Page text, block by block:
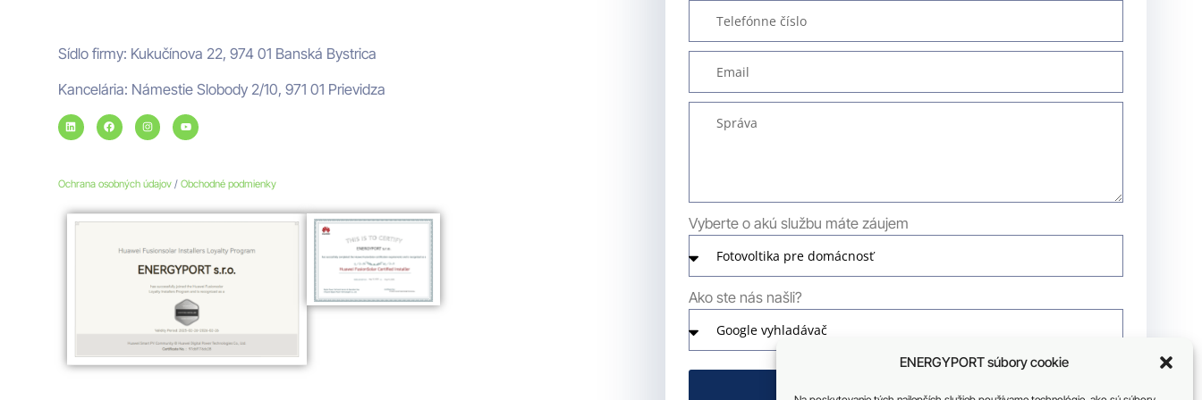
ENERGYPORT súbory cookie
Sídlo firmy: Kukučínova 22, 974 01 Banská Bystrica
Kancelária: Námestie Slobody 2/10, 971 01 Prievidza
Ochrana osobných údajov / Obchodné podmienky
Vyberte o akú službu máte záujem
Ako ste nás našli?